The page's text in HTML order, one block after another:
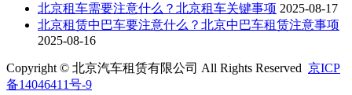
北京租车需要注意什么？北京租车关键事项 2025-08-17
北京租赁中巴车要注意什么？北京中巴车租赁注意事项
2025-08-16
Copyright © 北京汽车租赁有限公司 All Rights Reserved 京ICP
备14046411号-9